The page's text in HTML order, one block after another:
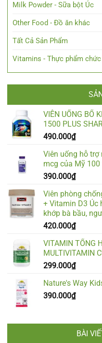
Milk Powder - Sữa bột Úc
Other Food - Đồ ăn khác
Tất Cả Sản Phẩm
Vitamins - Thực phẩm chức
VIÊN UỐNG BỔ
1500 PLUS
490.000₫
Viên uống hỗ
mcg của Mỹ 100
390.000₫
Viên phòng
+ Vitamin D3 Úc
khớp bà bầu,
420.000₫
VITAMIN TỔNG
MULTIVITAMIN
299.000₫
Nature's Way
390.000₫
BÀI